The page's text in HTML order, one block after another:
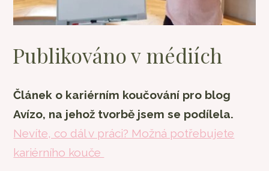
Publikováno v médiích
Článek o kariérním koučování pro blog
Avízo, na jehož tvorbě jsem se podílela.
Nevíte, co dál v práci? Možná potřebujete
kariérního kouče